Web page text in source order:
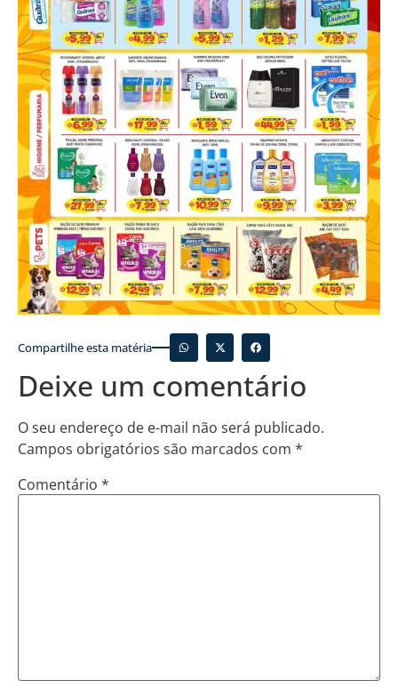
Compartilhe esta matéria
Deixe um comentário
O seu endereço de e-mail não será publicado.
Campos obrigatórios são marcados com *
Comentário *